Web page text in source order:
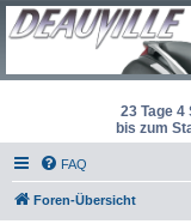
23 Tage 4
bis zum
FAQ
Foren-Übersicht